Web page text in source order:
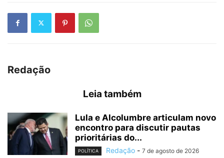
Redação
Leia também
Lula e Alcolumbre articulam novo
encontro para discutir pautas
prioritárias do...
POLÍTICA Redação - 7 de agosto de 2026